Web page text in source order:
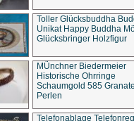
Toller Glücksbuddha
Unikat Happy Buddha
Glücksbringer Holzfigur
MÜnchner Biedermeier
Historische Ohrringe
Schaumgold 585
Perlen
Telefonablage